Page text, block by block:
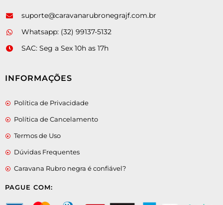
suporte@caravanarubronegrajf.com.br
Whatsapp: (32) 99137-5132
SAC: Seg a Sex 10h as 17h
INFORMAÇÕES
Política de Privacidade
Política de Cancelamento
Termos de Uso
Dúvidas Frequentes
Caravana Rubro negra é confiável?
PAGUE COM: